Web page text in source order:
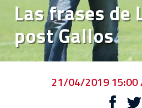
VENTA
DE
BOLETOS
CHIVABONOS
Las frases de
post Gallos
21/04/2019 15:00